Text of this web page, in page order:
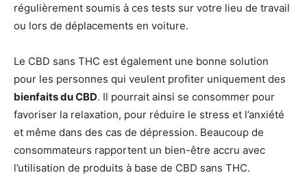
régulièrement soumis à ces tests sur votre lieu de travail
ou lors de déplacements en voiture.
Le CBD sans THC est également une bonne solution
pour les personnes qui veulent profiter uniquement des
bienfaits du CBD. Il pourrait ainsi se consommer pour
favoriser la relaxation, pour réduire le stress et l’anxiété
et même dans des cas de dépression. Beaucoup de
consommateurs rapportent un bien-être accru avec
l’utilisation de produits à base de CBD sans THC.